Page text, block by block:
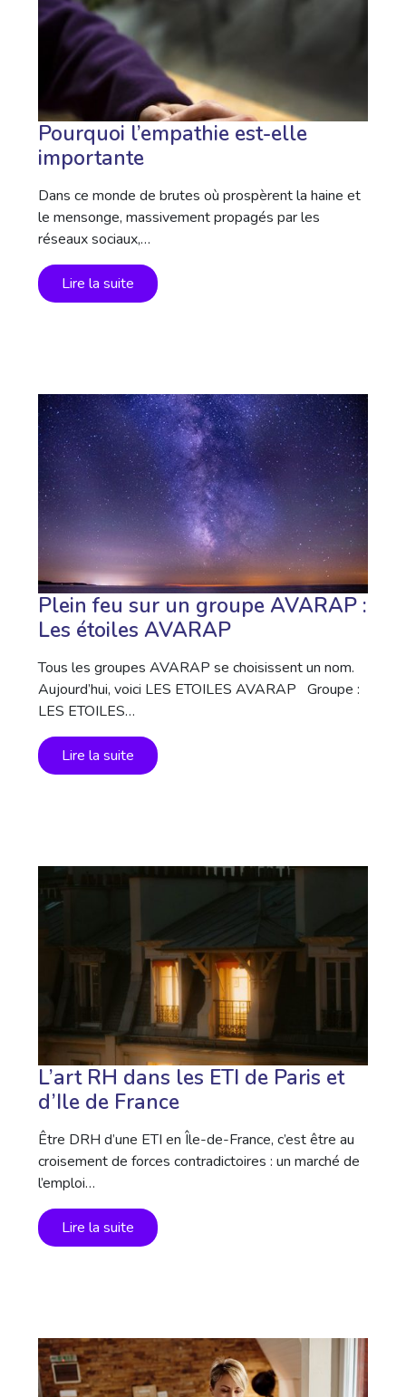
Pourquoi l’empathie est-elle
importante
Dans ce monde de brutes où prospèrent la haine et
le mensonge, massivement propagés par les
réseaux sociaux,…
Lire la suite
Plein feu sur un groupe AVARAP :
Les étoiles AVARAP
Tous les groupes AVARAP se choisissent un nom.
Aujourd’hui, voici LES ETOILES AVARAP Groupe :
LES ETOILES…
Lire la suite
L’art RH dans les ETI de Paris et
d’Ile de France
Être DRH d’une ETI en Île-de-France, c’est être au
croisement de forces contradictoires : un marché de
l’emploi…
Lire la suite